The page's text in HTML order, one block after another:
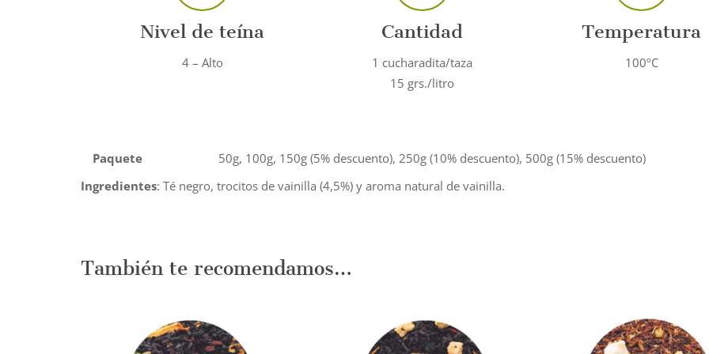
Nivel de teína
4 – Alto
Cantidad
1 cucharadita/taza
15 grs./litro
Temperatura
100ºC
Paquete
50g, 100g, 150g (5% descuento), 250g (10% descuento), 500g (15% descuento)
Ingredientes: Té negro, trocitos de vainilla (4,5%) y aroma natural de vainilla.
También te recomendamos…